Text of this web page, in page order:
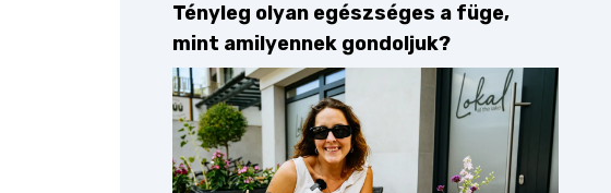
Tényleg olyan egészséges a füge,
mint amilyennek gondoljuk?